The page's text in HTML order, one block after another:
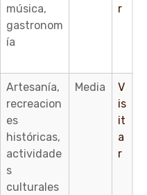
música,
gastronom
ía
r
Artesanía,
recreacion
es
históricas,
actividade
s
culturales
Media
V
is
it
a
r